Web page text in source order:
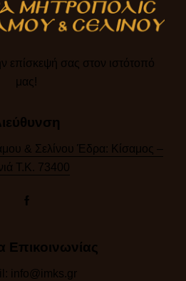
επίσκεψή σας στον ιστότοπό
μας!​
& Σελίνου Έδρα: Κίσαμος –
Τ.Κ. 73400
Επικοινωνίας
info@imks.gr